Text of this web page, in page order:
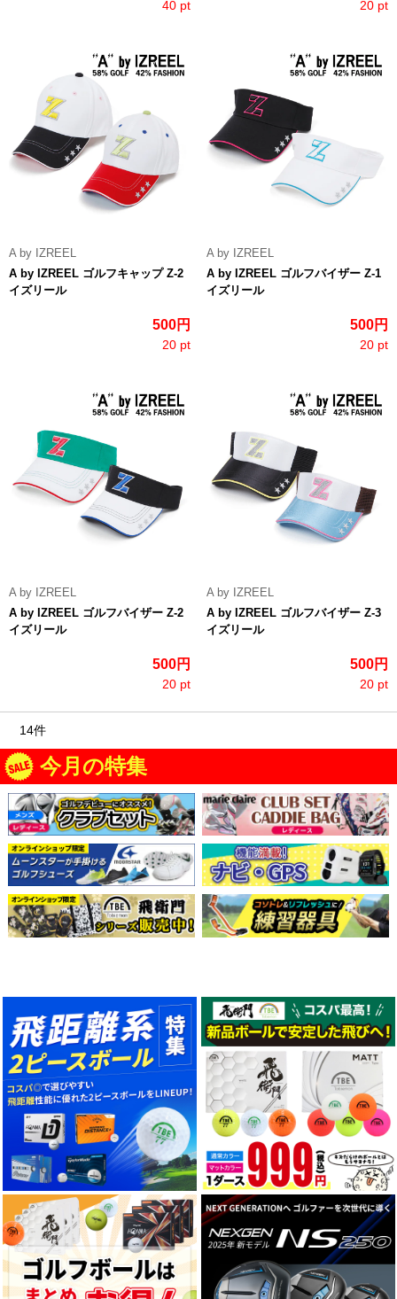
40 pt 20 pt
A by IZREEL
A by IZREEL ゴルフキャップ Z-2
イズリール
500円
20 pt
A by IZREEL
A by IZREEL ゴルフバイザー Z-1
イズリール
500円
20 pt
A by IZREEL
A by IZREEL ゴルフバイザー Z-2
イズリール
500円
20 pt
A by IZREEL
A by IZREEL ゴルフバイザー Z-3
イズリール
500円
20 pt
14件
今月の特集